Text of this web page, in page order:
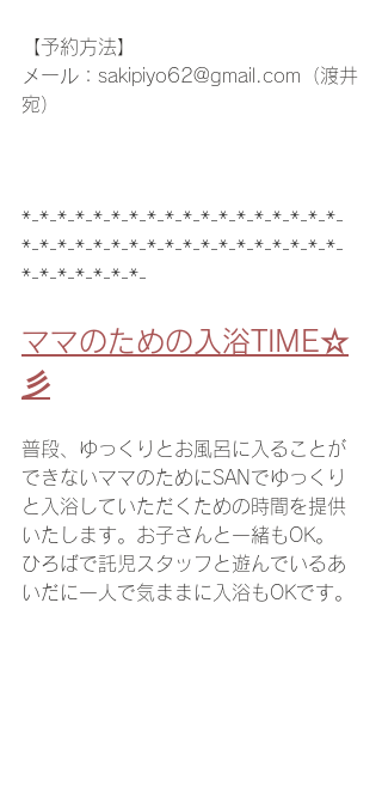
【予約方法】
メール：sakipiyo62@gmail.com（渡井
宛）
*-*-*-*-*-*-*-*-*-*-*-*-*-*-*-*-*-*-
*-*-*-*-*-*-*-*-*-*-*-*-*-*-*-*-*-*-
*-*-*-*-*-*-*-
ママのための入浴TIME☆
彡
普段、ゆっくりとお風呂に入ることが
できないママのためにSANでゆっくり
と入浴していただくための時間を提供
いたします。お子さんと一緒もOK。
ひろばで託児スタッフと遊んでいるあ
いだに一人で気ままに入浴もOKです。